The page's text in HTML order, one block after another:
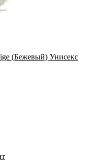
(Бежевый) Унисекс